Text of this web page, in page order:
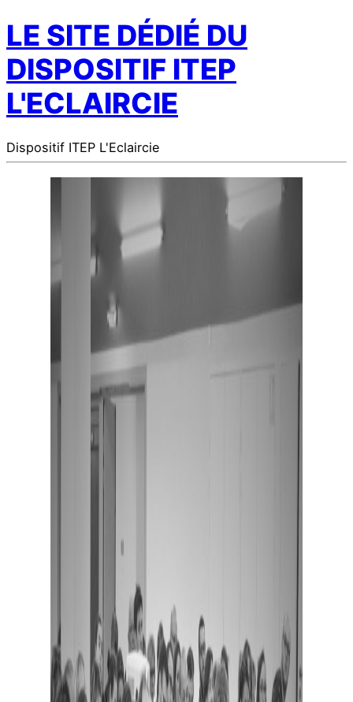
LE SITE DÉDIÉ DU
DISPOSITIF ITEP
L'ECLAIRCIE
Dispositif ITEP L'Eclaircie